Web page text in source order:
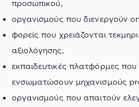
προσωπικού,
οργανισμούς που διενεργούν
φορείς που χρειάζονται
αξιολόγησης,
εκπαιδευτικές πλατφόρμες
ενσωματώσουν μηχανισμούς
οργανισμούς που απαιτούν